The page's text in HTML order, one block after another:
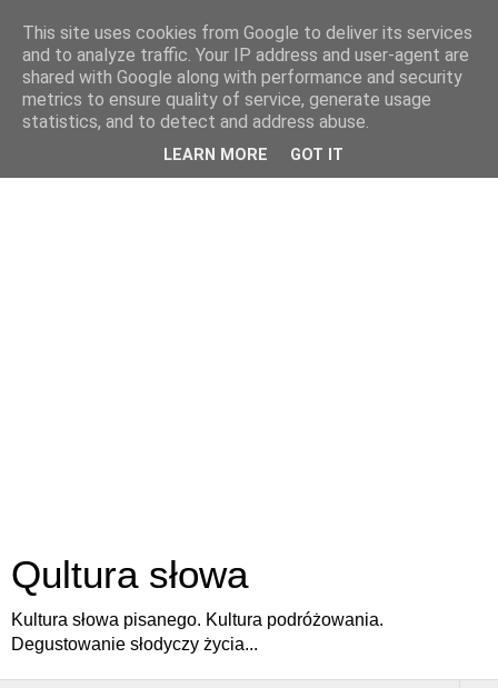
Qultura słowa
Kultura słowa pisanego. Kultura podróżowania.
Degustowanie słodyczy życia...
This site uses cookies from Google to deliver its services
and to analyze traffic. Your IP address and user-agent are
shared with Google along with performance and security
metrics to ensure quality of service, generate usage
statistics, and to detect and address abuse.
LEARN MORE GOT IT